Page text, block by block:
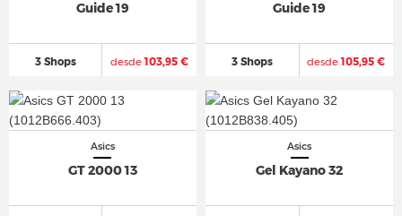
Guide 19
3 Shops desde103,95 €
Guide 19
3 Shops desde105,95 €
Asics
GT 2000 13
Asics
Gel Kayano 32